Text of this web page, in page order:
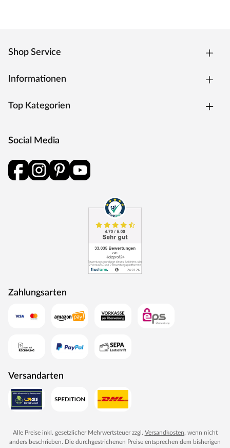
Shop Service
Informationen
Top Kategorien
Social Media
Zahlungsarten
Versandarten
Alle Preise inkl. gesetzlicher Mehrwertsteuer zzgl. Versandkosten, wenn nicht
anders beschrieben. Die durchgestrichenen Preise entsprechen dem bisherigen